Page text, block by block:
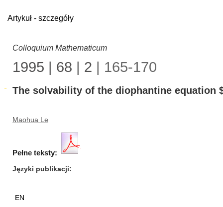
Artykuł - szczegóły
Colloquium Mathematicum
1995 | 68 | 2 | 165-170
The solvability of the diophantine equation
Maohua Le
Pełne teksty:
Języki publikacji
EN